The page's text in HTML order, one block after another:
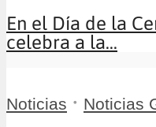
En el Día de la
celebra a la...
Noticias • Noticias